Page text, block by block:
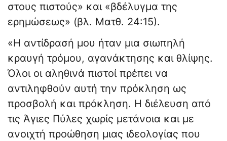
στους πιστούς» και «βδέλυγμα της
ερημώσεως» (βλ. Ματθ. 24:15).
«Η αντίδρασή μου ήταν μια σιωπηλή
κραυγή τρόμου, αγανάκτησης και θλίψης.
Όλοι οι αληθινά πιστοί πρέπει να
αντιληφθούν αυτή την πρόκληση ως
προσβολή και πρόκληση. Η διέλευση από
τις Άγιες Πύλες χωρίς μετάνοια και με
ανοιχτή προώθηση μιας ιδεολογίας που